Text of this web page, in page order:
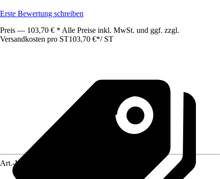
Erste Bewertung schreiben
Preis — 103,70 € * Alle Preise inkl. MwSt. und ggf. zzgl.
Versandkosten pro ST103,70 €*/ ST
Art.-Nr.